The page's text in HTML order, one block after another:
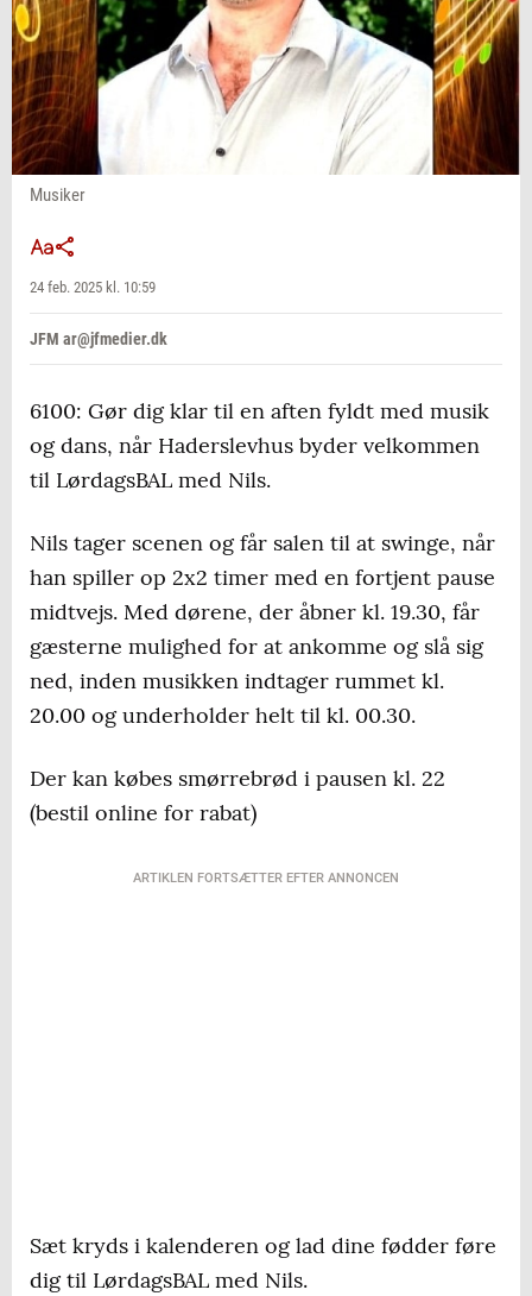
Musiker
24 feb. 2025 kl. 10:59
JFM ar@jfmedier.dk
6100: Gør dig klar til en aften fyldt med musik
og dans, når Haderslevhus byder velkommen
til LørdagsBAL med Nils.
Nils tager scenen og får salen til at swinge, når
han spiller op 2x2 timer med en fortjent pause
midtvejs. Med dørene, der åbner kl. 19.30, får
gæsterne mulighed for at ankomme og slå sig
ned, inden musikken indtager rummet kl.
20.00 og underholder helt til kl. 00.30.
Der kan købes smørrebrød i pausen kl. 22
(bestil online for rabat)
ARTIKLEN FORTSÆTTER EFTER ANNONCEN
Sæt kryds i kalenderen og lad dine fødder føre
dig til LørdagsBAL med Nils.